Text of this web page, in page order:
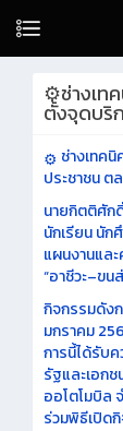
⚙️ช่างเท
ตั้งจุดบริ
ช่างเทค
ประชาชน ต
นายกิตติศัก
นักเรียน นัก
แผนงานแล
“อาชีวะ–ขน
กิจกรรมดัง
มกราคม
การนี้ได้รับ
รัฐและเอก
ออโตโมบิล
ร่วมพิธีเปิด